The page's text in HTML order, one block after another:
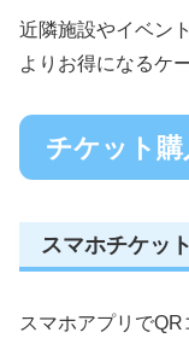
近隣施設やイベン
よりお得になるケ
チケット
スマホチケッ
スマホアプリで